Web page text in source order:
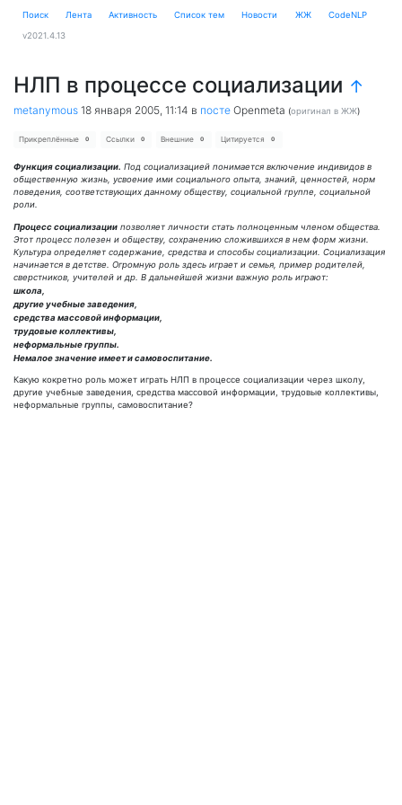
Поиск Лента Активность Cписок тем Новости ЖЖ CodeNLP
v2021.4.13
НЛП в процессе социализации ↑
metanymous 18 января 2005, 11:14 в посте Openmeta (оригинал в ЖЖ)
Прикреплённые 0 Ссылки 0 Внешние 0 Цитируется 0
Функция социализации. Под социализацией понимается включение индивидов в
общественную жизнь, усвоение ими социального опыта, знаний, ценностей, норм
поведения, соответствующих данному обществу, социальной группе, социальной
роли.
Процесс социализации позволяет личности стать полноценным членом общества.
Этот процесс полезен и обществу, сохранению сложившихся в нем форм жизни.
Культура определяет содержание, средства и способы социализации. Социализация
начинается в детстве. Огромную роль здесь играет и семья, пример родителей,
сверстников, учителей и др. В дальнейшей жизни важную роль играют:
школа,
другие учебные заведения,
средства массовой информации,
трудовые коллективы,
неформальные группы.
Немалое значение имеет и самовоспитание.
Какую кокретно роль может играть НЛП в процессе социализации через школу,
другие учебные заведения, средства массовой информации, трудовые коллективы,
неформальные группы, самовоспитание?